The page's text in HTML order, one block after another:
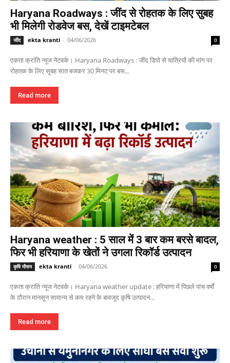
Haryana Roadways : जींद से रोहतक के लिए सुबह
भी मिलेगी रोडवेज बस, देखें टाइमटेबल
जींद ekta kranti - 04/06/2026 0
एकता क्रांति न्यूज नेटवर्क। Haryana Roadways : जींद डिपो से यात्रियों की मांग पर
रोहतक के लिए सुबह सात बजकर 30 मिनट पर बस...
Read more
Haryana weather : 5 साल में 3 बार कम बरसे बादल,
फिर भी हरियाणा के खेतों ने उगला रिकॉर्ड उत्पादन
कृषि मौसम ekta kranti - 04/06/2026 0
एकता क्रांति न्यूज नेटवर्क। Haryana weather update : हरियाणा में पिछले पांच वर्षों
के दौरान मानसून सामान्य से कम रहने के बावजूद कृषि उत्पादन...
Read more